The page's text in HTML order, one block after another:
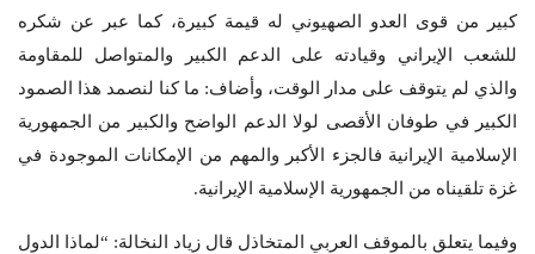
كبير من قوى العدو الصهيوني له قيمة كبيرة، كما عبر عن شكره
للشعب الإيراني وقيادته على الدعم الكبير والمتواصل للمقاومة
والذي لم يتوقف على مدار الوقت، وأضاف: ما كنا لنصمد هذا الصمود
الكبير في طوفان الأقصى لولا الدعم الواضح والكبير من الجمهورية
الإسلامية الإيرانية فالجزء الأكبر والمهم من الإمكانات الموجودة في
غزة تلقيناه من الجمهورية الإسلامية الإيرانية.
وفيما يتعلق بالموقف العربي المتخاذل قال زياد النخالة: “لماذا الدول